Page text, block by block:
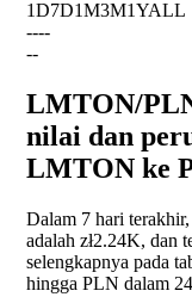
1D7D1M3M1YALL
----
--
LMTON/
nilai dan
LMTON ke
Dalam 7 hari
adalah zł2.24K, dan
selengkapnya pada
hingga PLN dalam